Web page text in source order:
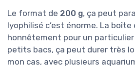
Le format de 200 g, ça peut
lyophilisé c’est énorme. La
honnêtement pour un
petits bacs, ça peut durer très
mon cas, avec plusieurs